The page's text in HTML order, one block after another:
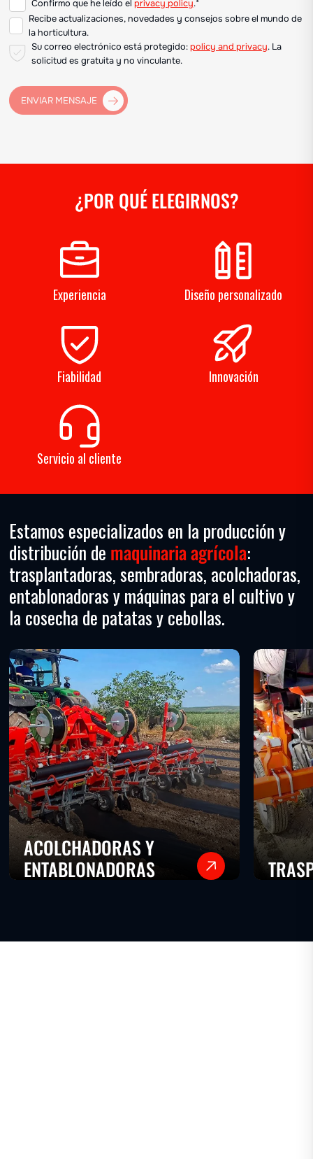
Confirmo que he leído elprivacy policy.*
Recibe actualizaciones, novedades y consejos sobre el mundo de
la horticultura.
Su correo electrónico está protegido:policy and privacy. La
solicitud es gratuita y no vinculante.
ENVIAR MENSAJE
¿POR QUÉ ELEGIRNOS?
Experiencia Diseño personalizado
Fiabilidad Innovación
Servicio al cliente
Estamos especializados en la producción y
distribución de maquinariaagrícola:
trasplantadoras, sembradoras, acolchadoras,
entablonadoras y máquinas para el cultivo y
la cosecha de patatas y cebollas.
ACOLCHADORAS Y
ENTABLONADORAS